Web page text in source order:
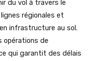
du vol à travers le
régionales et
infrastructure au sol.
opérations de
qui garantit des délais